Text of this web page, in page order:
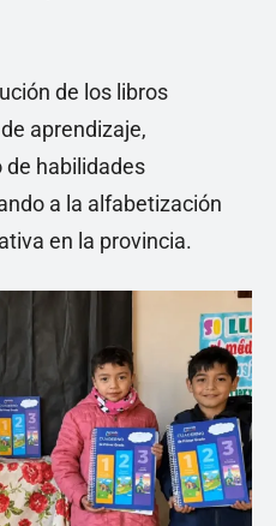
de los libros
aprendizaje,
habilidades
a la alfabetización
en la provincia.